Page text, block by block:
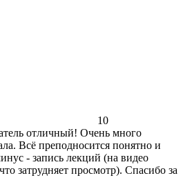
10
отличный! Очень много
Всё преподносится понятно и
- запись лекций (на видео
затрудняет просмотр). Спасибо за